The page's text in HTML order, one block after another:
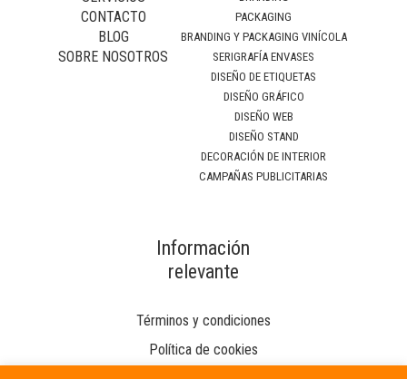
CONTACTO
BLOG
SOBRE NOSOTROS
PACKAGING
BRANDING Y PACKAGING VINÍCOLA
SERIGRAFÍA ENVASES
DISEÑO DE ETIQUETAS
DISEÑO GRÁFICO
DISEÑO WEB
DISEÑO STAND
DECORACIÓN DE INTERIOR
CAMPAÑAS PUBLICITARIAS
Información
relevante
Términos y condiciones
Política de cookies